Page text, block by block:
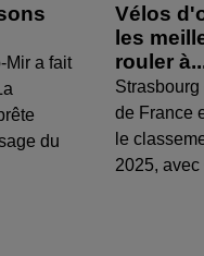
Mir a fait
du
Vélos
les
rouler
de France
le
2025,